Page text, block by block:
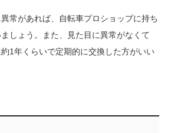
常があれば、自転車プロショップに持ち
しょう。また、見た目に異常がなくて
1年くらいで定期的に交換した方がいい